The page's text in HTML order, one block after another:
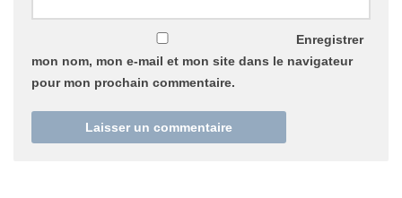
Enregistrer
mon nom, mon e-mail et mon site dans le navigateur
pour mon prochain commentaire.